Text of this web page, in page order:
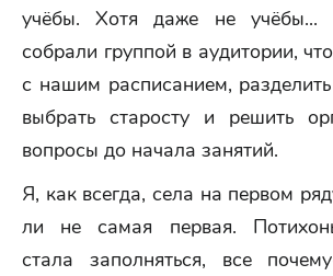
учёбы. Хотя даже не учёбы...
собрали группой в аудитории,
с нашим расписанием,
выбрать старосту и решить
вопросы до начала занятий.
Я, как всегда, села на первом
ли не самая первая.
стала заполняться, все